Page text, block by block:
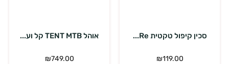
סכין קיפול טקטית Re...
₪119.00
אוהל TENT MTB קל וע...
₪749.00